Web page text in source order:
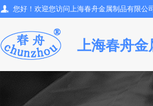
您好！欢迎您访问上海春舟金属制品有限公
上海春舟金